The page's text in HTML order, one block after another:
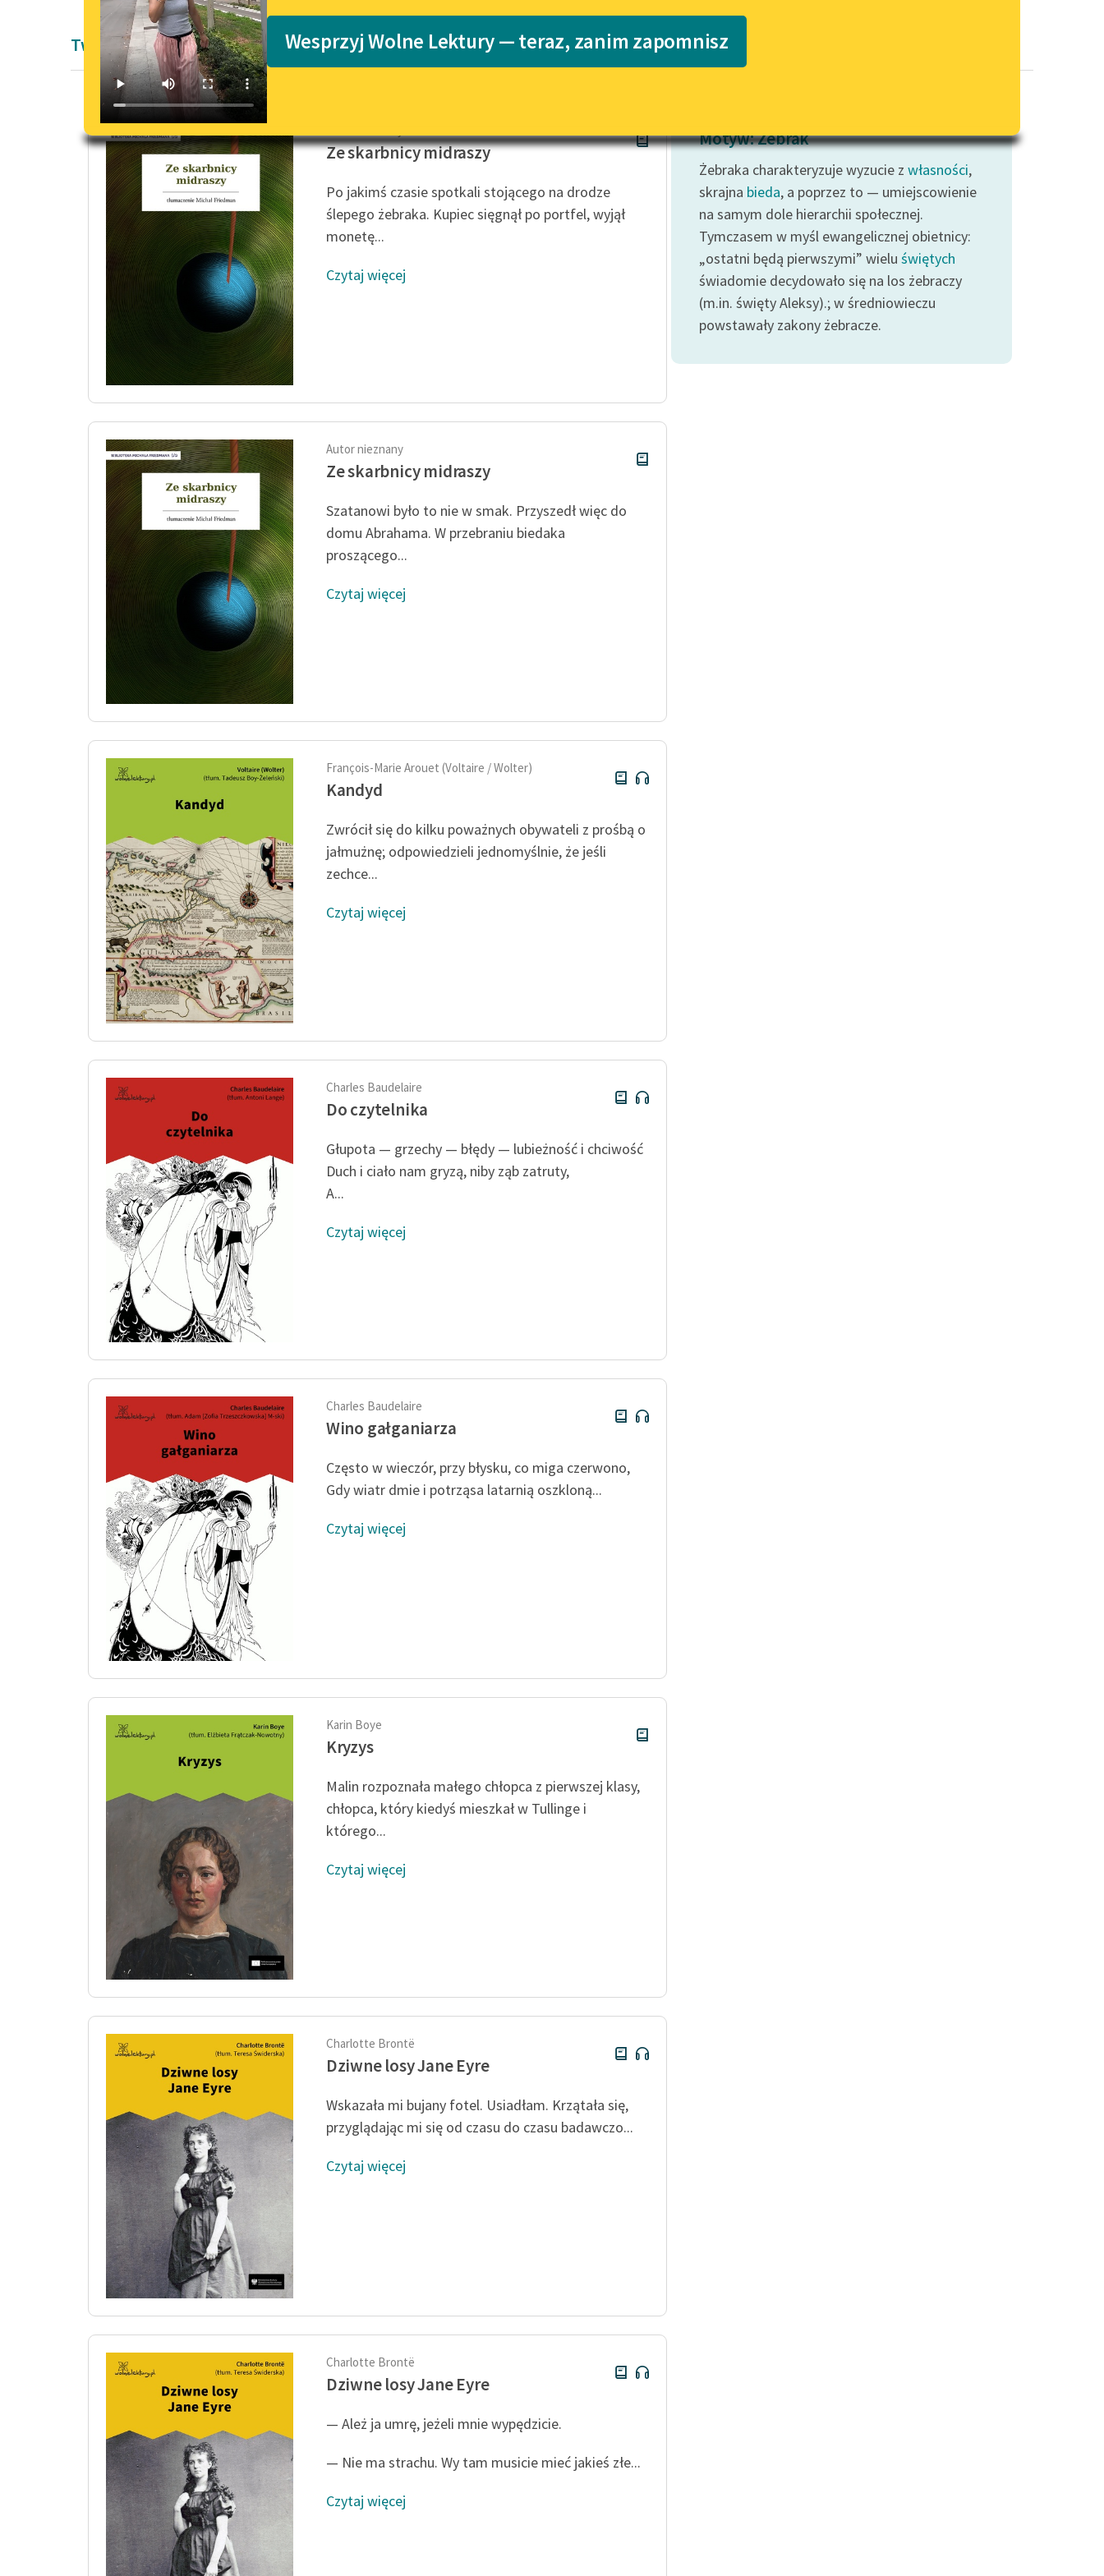
Lektury szkolne i klasyka
literatury do słuchania dla
E-kolekcja lektur szkolnych i
literatury do słuchania dla
uczennic i uczniów z
niepełnosprawnościami
Feministyczne inspiracje.
Popularyzacja skandynawskiej
Katalog
Katalog w formacie PDF
wrażliwych
Deklaracja dostępności
Wesprzyj Wolne Lektury — teraz, zanim zapomnisz
Twórczość
Ze skarbnicy midraszy
Po jakimś czasie spotkali stojącego na drodze
ślepego żebraka. Kupiec sięgnął po portfel, wyjął
monetę...
Czytaj więcej
Autor nieznany
Ze skarbnicy midraszy
Szatanowi było to nie w smak. Przyszedł więc do
domu Abrahama. W przebraniu biedaka
proszącego...
Czytaj więcej
François-Marie Arouet (Voltaire / Wolter)
Kandyd
Zwrócił się do kilku poważnych obywateli z prośbą o
jałmużnę; odpowiedzieli jednomyślnie, że jeśli
zechce...
Czytaj więcej
Charles Baudelaire
Do czytelnika
Głupota — grzechy — błędy — lubieżność i chciwość
Duch i ciało nam gryzą, niby ząb zatruty,
A...
Czytaj więcej
Charles Baudelaire
Wino gałganiarza
Często w wieczór, przy błysku, co miga czerwono,
Gdy wiatr dmie i potrząsa latarnią oszkloną...
Czytaj więcej
Karin Boye
Kryzys
Malin rozpoznała małego chłopca z pierwszej klasy,
chłopca, który kiedyś mieszkał w Tullinge i
którego...
Czytaj więcej
Charlotte Brontë
Dziwne losy Jane Eyre
Wskazała mi bujany fotel. Usiadłam. Krzątała się,
przyglądając mi się od czasu do czasu badawczo...
Czytaj więcej
Charlotte Brontë
Dziwne losy Jane Eyre
— Ależ ja umrę, jeżeli mnie wypędzicie.
— Nie ma strachu. Wy tam musicie mieć jakieś złe...
Czytaj więcej
Motyw: Żebrak
Żebraka charakteryzuje wyzucie z własności,
skrajna bieda, a poprzez to — umiejscowienie
na samym dole hierarchii społecznej.
Tymczasem w myśl ewangelicznej obietnicy:
„ostatni będą pierwszymi” wielu świętych
świadomie decydowało się na los żebraczy
(m.in. święty Aleksy).; w średniowieczu
powstawały zakony żebracze.